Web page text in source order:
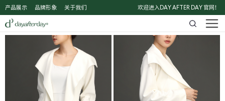
产品展示 品牌形象 关于我们 欢迎进入DAY AFTER DAY 官网！